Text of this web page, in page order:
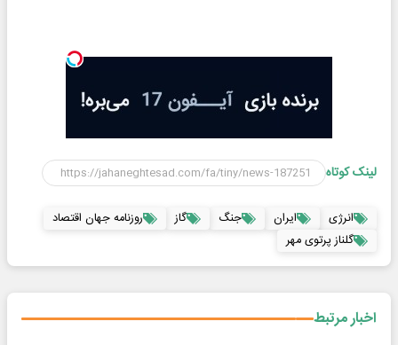
لینک کوتاه
انرژی ایران جنگ گاز
روزنامه جهان اقتصاد
گلناز پرتوی مهر
اخبار مرتبط